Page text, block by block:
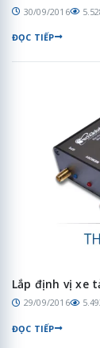
30/09/2016
ĐỌC TIẾP
Lắp định vị xe
29/09/2016
ĐỌC TIẾP